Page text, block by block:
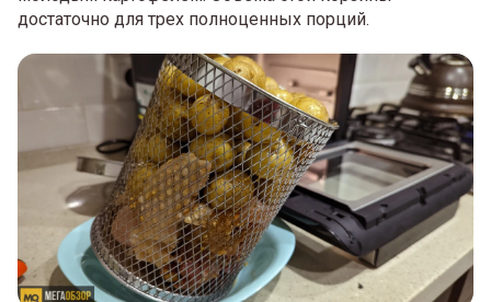
достаточно для трех полноценных порций.